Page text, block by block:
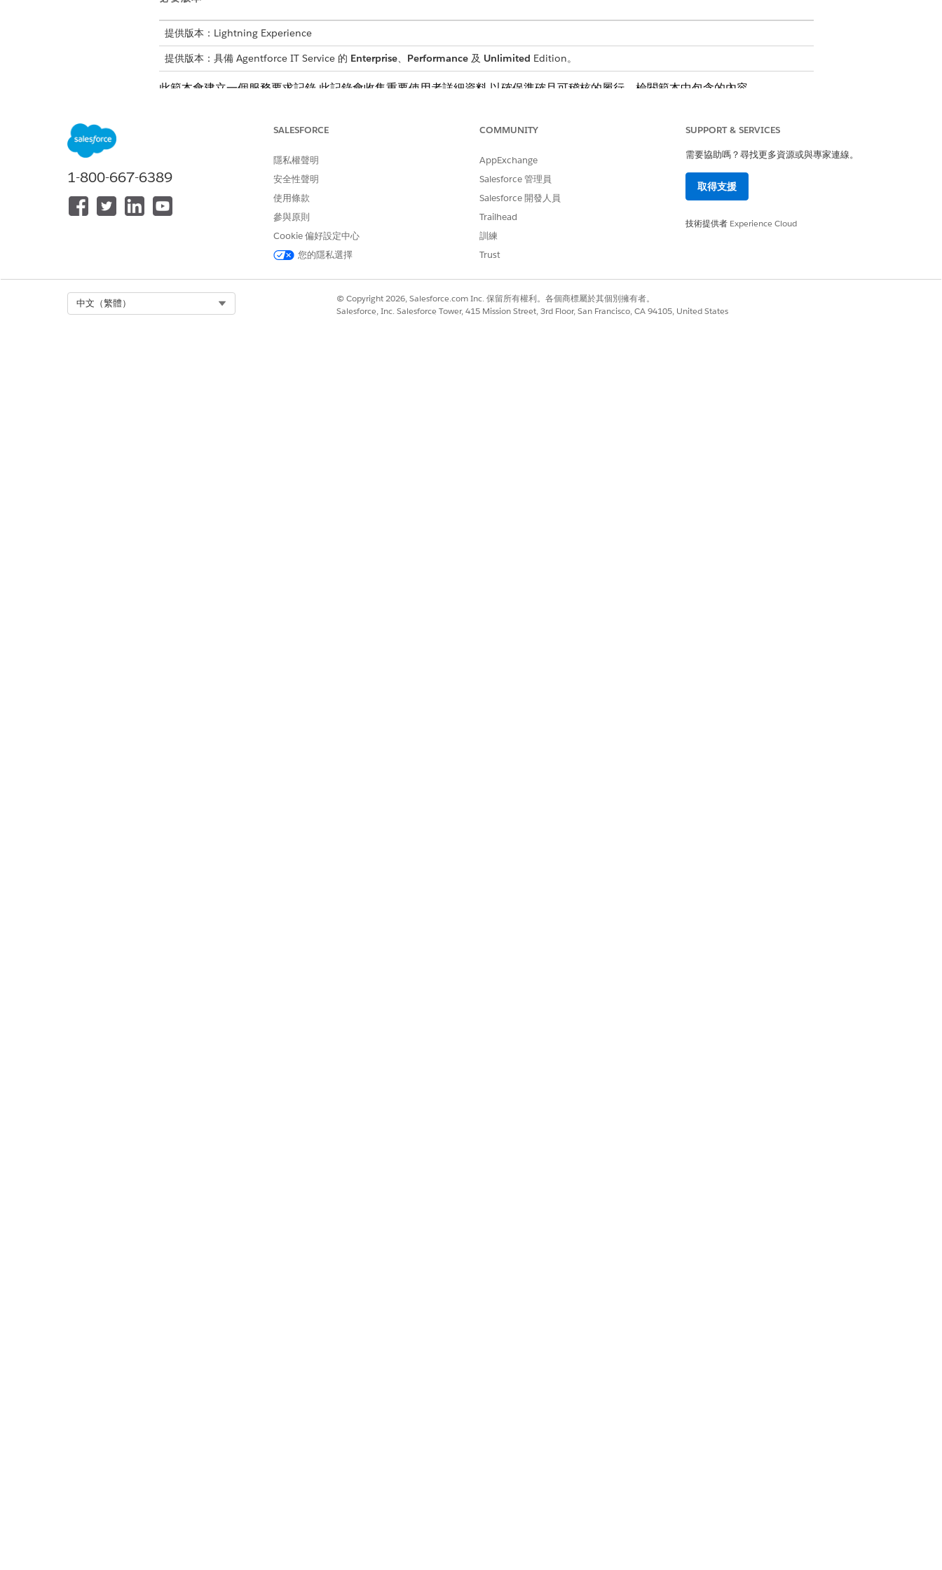
提供版本：Lightning Experience
提供版本：具備 Agentforce IT Service 的 Enterprise、 Performance及 Unlimited Edition。
此範本會建立一個服務要求記錄,此記錄會收集重要使用者詳細資料,以確保準確且可稽核的履行。檢閱範本中包含的內容。
指派的裝置:員工要求其 VPN 存取權的公司指派的硬體,例如筆記型電腦或電話。
此服務流程會將手動履行的要求路由至 IT 小組。您可以在 Flow Builder 中建立流程以包含自訂邏輯,例如經理批准或自動履行。
此範本不包含入門或履行的任何預先設定整合。使用 Flow Builder 建立具有連結的自訂流程,這些連結會定義要求的方式。
1-800-667-6389
SALESFORCE
隱私權聲明
安全性聲明
使用條款
參與原則
Cookie 偏好設定中心
您的隱私選擇
COMMUNITY
AppExchange
Salesforce 管理員
Salesforce 開發人員
Trailhead
訓練
Trust
SUPPORT & SERVICES
需要協助嗎？尋找更多資源或與專家連線。
取得支援
技術提供者 Experience Cloud
中文（繁體）
© Copyright 2026, Salesforce.com Inc. 保留所有權利。各個商標屬於其個別擁有者。
Salesforce, Inc. Salesforce Tower, 415 Mission Street, 3rd Floor, San Francisco, CA 94105, United States